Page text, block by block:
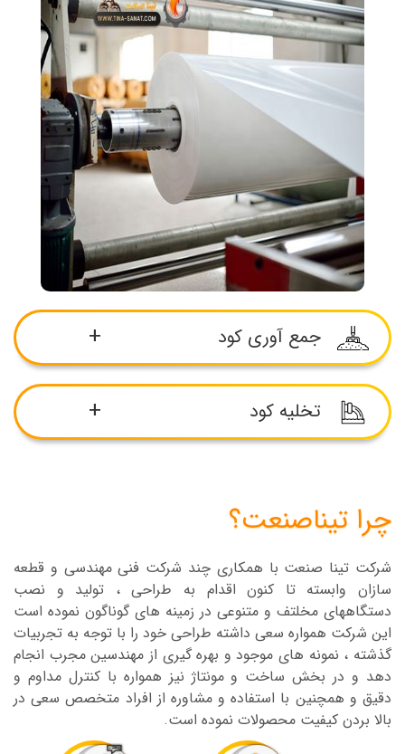
جمع آوری کود
برای به حرکت در آوردن این نوار و تخلیه کود از یک
الکتروموتور پرقدرت مجزا در هر طبقه از قفس ها
استفاده شده و با روشن کردن نوار الکترو موتور ، نوار
روز به بیرون سالن مرغداری هدایت می شود و در مکانی
مشخص جمع آوری می گردد
تخلیه کود
تاثیرگذار و موثر خواهد بود. به جهت تسهیل تخلیه کود
در چاله از برزنت شاسی ته استفاده شده است
چرا تیناصنعت؟
شرکت تینا صنعت با همکاری چند شرکت فنی مهندسی و قطعه
سازان وابسته تا کنون اقدام به طراحی ، تولید و نصب
دستگاههای مخلتف و متنوعی در زمینه های گوناگون نموده است
این شرکت همواره سعی داشته طراحی خود را با توجه به تجربیات
گذشته ، نمونه های موجود و بهره گیری از مهندسین مجرب انجام
دهد و در بخش ساخت و مونتاژ نیز همواره با کنترل مداوم و
دقیق و همچنین با استفاده و مشاوره از افراد متخصص سعی در
بالا بردن کیفیت محصولات نموده است.